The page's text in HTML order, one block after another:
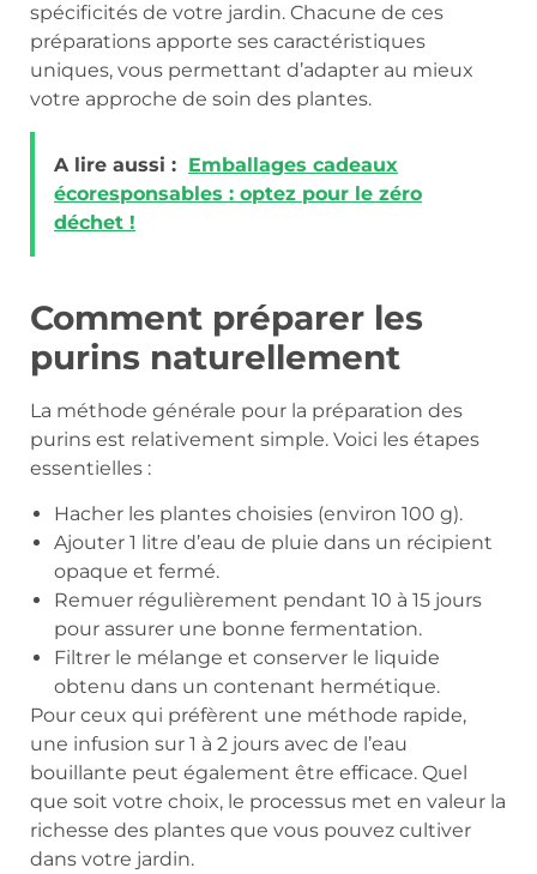
spécificités de votre jardin. Chacune de ces
préparations apporte ses caractéristiques
uniques, vous permettant d’adapter au mieux
votre approche de soin des plantes.
A lire aussi : Emballages cadeaux
écoresponsables : optez pour le zéro
déchet !
Comment préparer les
purins naturellement
La méthode générale pour la préparation des
purins est relativement simple. Voici les étapes
essentielles :
Hacher les plantes choisies (environ 100 g).
Ajouter 1 litre d’eau de pluie dans un récipient
opaque et fermé.
Remuer régulièrement pendant 10 à 15 jours
pour assurer une bonne fermentation.
Filtrer le mélange et conserver le liquide
obtenu dans un contenant hermétique.
Pour ceux qui préfèrent une méthode rapide,
une infusion sur 1 à 2 jours avec de l’eau
bouillante peut également être efficace. Quel
que soit votre choix, le processus met en valeur la
richesse des plantes que vous pouvez cultiver
dans votre jardin.